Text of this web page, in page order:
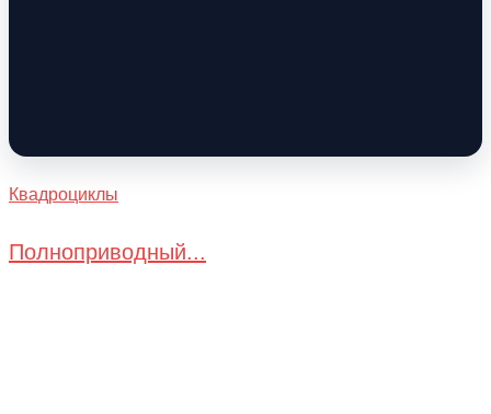
Квадроциклы
Полноприводный...